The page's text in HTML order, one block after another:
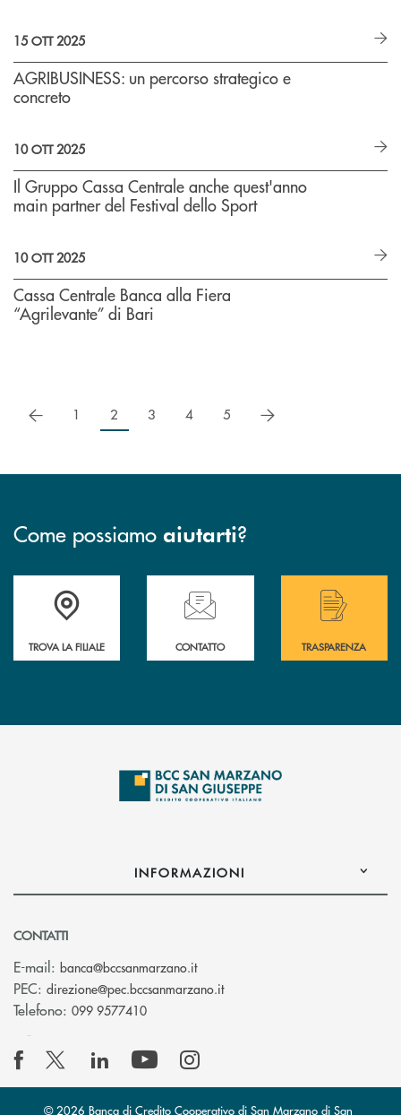
15 OTT 2025
AGRIBUSINESS: un percorso strategico e
concreto
10 OTT 2025
Il Gruppo Cassa Centrale anche quest'anno
main partner del Festival dello Sport
10 OTT 2025
Cassa Centrale Banca alla Fiera
“Agrilevante” di Bari
precedente
1 2 3 4 5 successivo
Come possiamo aiutarti?
Accedi all' elenco completo delle filiali di Bcc San Marzano.
TROVA LA FILIALE
Hai bisogno di assistenza immediata?
CONTATTO
Hai bisogno di
TRASPARENZA
INFORMAZIONI
CONTATTI
E-mail: banca@bccsanmarzano.it(si apre l’app di posta
PEC: direzione@pec.bccsanmarzano.it(si apre l’app di posta
Telefono: 099 9577410
© 2026 Banca di Credito Cooperativo di San Marzano di San